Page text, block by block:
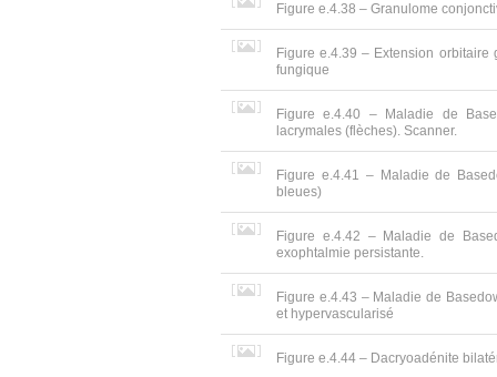
Figure e.4.38 – Granulome
Figure e.4.39 – Extension
fungique
Figure e.4.40 – Maladie de
lacrymales (flèches). Scanner.
Figure e.4.41 – Maladie de
bleues)
Figure e.4.42 – Maladie de
exophtalmie persistante.
Figure e.4.43 – Maladie de
et hypervascularisé
Figure e.4.44 – Dacryoadénite